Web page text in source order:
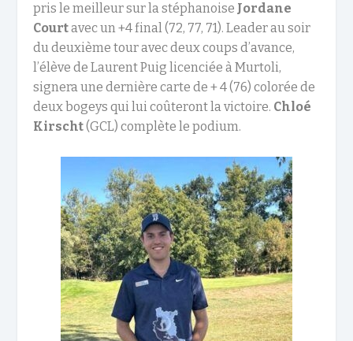
pris le meilleur sur la stéphanoise Jordane
Courtavec un +4 final (72, 77, 71). Leader au soir
du deuxième tour avec deux coups d’avance,
l’élève de Laurent Puig licenciée à Murtoli,
signera une dernière carte de + 4 (76) colorée de
deux bogeys qui lui coûteront la victoire. Chloé
Kirscht(GCL) complète le podium.